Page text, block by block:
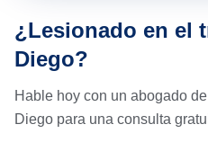
¿Lesionado en el
Diego?
Hable hoy con un abogado
Diego para una consulta